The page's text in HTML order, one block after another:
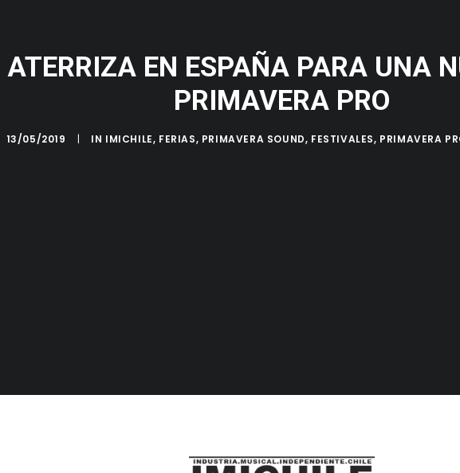
EN ESPAÑA PARA UNA
PRIMAVERA PRO
13/05/2019 | IN IMICHILE, FERIAS, PRIMAVERA SOUND, FESTIVALES, PRIMAVERA